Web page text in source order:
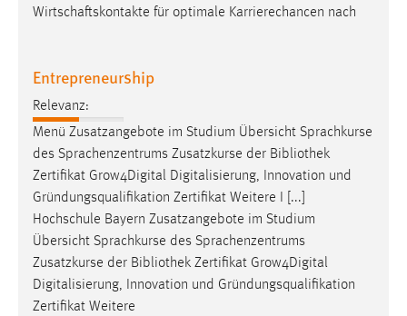
Wirtschaftskontakte für optimale Karrierechancen nach
Entrepreneurship
Relevanz:
Menü Zusatzangebote im Studium Übersicht Sprachkurse
des Sprachenzentrums Zusatzkurse der Bibliothek
Zertifikat Grow4Digital Digitalisierung, Innovation und
Gründungsqualifikation Zertifikat Weitere I [...]
Hochschule Bayern Zusatzangebote im Studium
Übersicht Sprachkurse des Sprachenzentrums
Zusatzkurse der Bibliothek Zertifikat Grow4Digital
Digitalisierung, Innovation und Gründungsqualifikation
Zertifikat Weitere